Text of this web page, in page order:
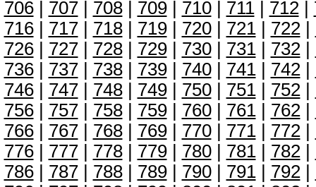
706| 707| 708| 709| 710| 711| 712|
716| 717| 718| 719| 720| 721| 722|
726| 727| 728| 729| 730| 731| 732|
736| 737| 738| 739| 740| 741| 742|
746| 747| 748| 749| 750| 751| 752|
756| 757| 758| 759| 760| 761| 762|
766| 767| 768| 769| 770| 771| 772|
776| 777| 778| 779| 780| 781| 782|
786| 787| 788| 789| 790| 791| 792|